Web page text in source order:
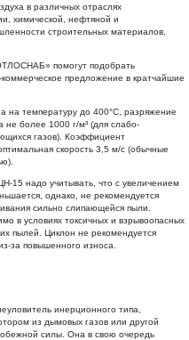
в различных отраслях
химической, нефтяной и
строительных материалов,
помогут подобрать
предложение в кратчайшие
на температуру до 400°С, разряжение
не более 1000 г/м³ (для слабо-
газов). Коэффициент
скорость 3,5 м/с (обычные
15 надо учитывать, что с увеличением
однако, не рекомендуется
сильно слипающейся пыли.
в условиях токсичных и взрывоопасных
пылей. Циклон не рекомендуется
за повышенного износа.
инерционного типа,
из дымовых газов или другой
силы. Она в свою очередь